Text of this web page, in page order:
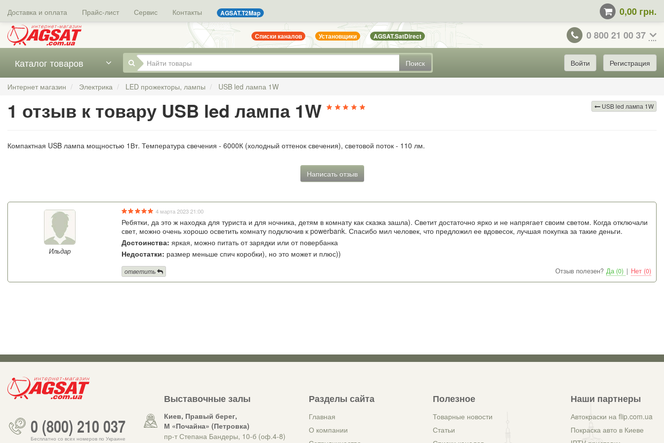
Доставка и оплата Прайс-лист Сервис Контакты AGSAT.T2Map 0,00 грн.
Списки каналов Установщики AGSAT.SatDirect 0 800 21 00 37
Поиск
Каталог товаров Войти Регистрация
Интернет магазин Электрика LED прожекторы, лампы USB led лампа 1W
USB led лампа 1W
1 отзыв к товару USB led лампа 1W
Компактная USB лампа мощностью 1Вт. Температура свечения - 6000К (холодный оттенок свечения), световой поток - 110 лм.
Написать отзыв
Ильдар
4 марта 2023 21:00
Ребятки, да это ж находка для туриста и для ночника, детям в комнату как сказка зашла). Светит достаточно ярко и не напрягает своим светом. Когда отключали
свет, можно очень хорошо осветить комнату подключив к powerbank. Спасибо мил человек, что предложил ее вдовесок, лучшая покупка за такие деньги.
Достоинства: яркая, можно питать от зарядки или от повербанка
Недостатки: размер меньше спич коробки), но это может и плюс))
Отзыв полезен? Да (0) | Нет (0)
ответить
0 (800) 210 037
Бесплатно со всех номеров по Украине
Выставочные залы
Киев, Правый берег,
М «Почайна» (Петровка)
пр-т Степана Бандеры, 10-б (оф.4-8)
Разделы сайта
Главная
О компании
Полезное
Товарные новости
Статьи
Наши партнеры
Автокраски на flip.com.ua
Покраска авто в Киеве